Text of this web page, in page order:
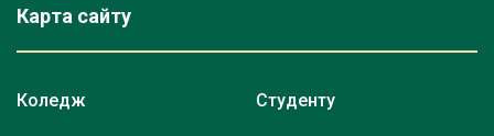
Карта сайту
Коледж Студенту